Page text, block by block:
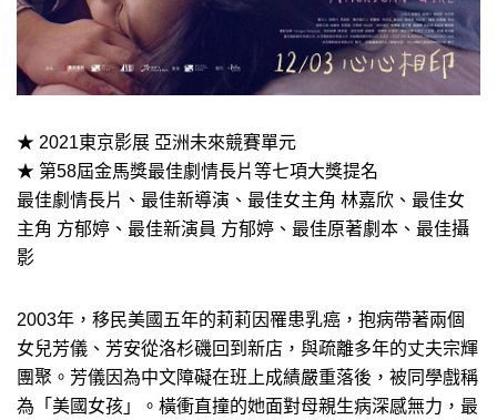
★ 2021東京影展 亞洲未來競賽單元
★ 第58屆金馬獎最佳劇情長片等七項大獎提名
最佳劇情長片、最佳新導演、最佳女主角 林嘉欣、最佳女
主角 方郁婷、最佳新演員 方郁婷、最佳原著劇本、最佳攝
影
2003年，移民美國五年的莉莉因罹患乳癌，抱病帶著兩個
女兒芳儀、芳安從洛杉磯回到新店，與疏離多年的丈夫宗輝
團聚。芳儀因為中文障礙在班上成績嚴重落後，被同學戲稱
為「美國女孩」。橫衝直撞的她面對母親生病深感無力，最